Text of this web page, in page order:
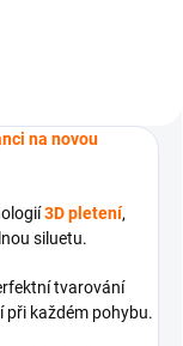
na novou
3D pletení,
siluetu.
tvarování
při každém pohybu.